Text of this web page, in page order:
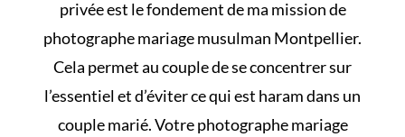
privée est le fondement de ma mission de
photographe mariage musulman Montpellier.
Cela permet au couple de se concentrer sur
l’essentiel et d’éviterce qui est haram dans un
couple marié. Votre photographe mariage